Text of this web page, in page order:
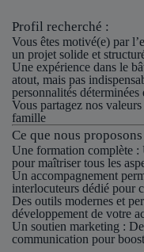
Profil recherché :
Vous êtes motivé(e) par
un projet solide et
Une expérience dans le
atout, mais pas
personnalités déterminées
Vous partagez nos
famille
Ce que nous proposons
Une formation complète :
pour maîtriser tous les
Un accompagnement
interlocuteurs dédié pour
Des outils modernes et
développement de votre
Un soutien marketing :
communication pour